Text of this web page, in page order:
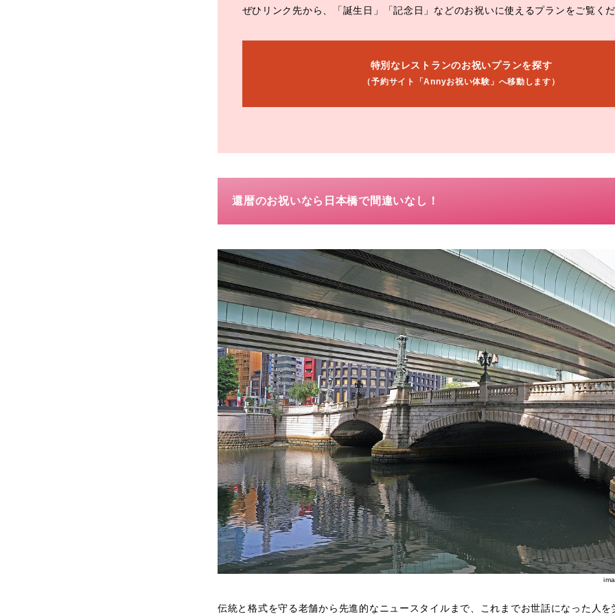
ぜひリンク先から、「誕生日」「記念日」などのお祝いに使えるプランをご覧く
特別なレストランのお祝いプランを探す
（予約サイト「Annyお祝い体験」へ移動します）
還暦のお祝いなら日本橋で間違いなし！
伝統と格式を守る老舗から先進的なニュースタイルまで、これまでお世話になった人